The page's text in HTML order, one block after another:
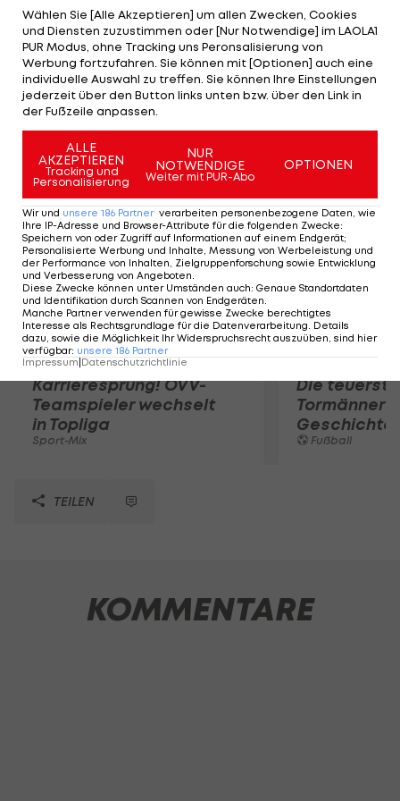
Davor stand er von 2005 bis 2007 bei der Zweiten
von Atletico Madrid unter Vertrag. Ramos, der
schon seit zwei Tagen mit den Steirern trainiert,
könnte am Freitag zum Liga-Auftakt bei Austria
Lustenau debütieren. Noch ist allerdings die
Spielgenehmigung ausständig.
Mehr zum Thema
Karrieresprung! ÖVV-
Teamspieler wechselt
in Topliga
Sport-Mix
Die
Tormänner
Geschichte
Fußball
TEILEN
KOMMENTARE
Wählen Sie [Alle Akzeptieren] um allen Zwecken, Cookies
und Diensten zuzustimmen oder [Nur Notwendige] im LAOLA1
PUR Modus, ohne Tracking uns Peronsalisierung von
Werbung fortzufahren. Sie können mit [Optionen] auch eine
individuelle Auswahl zu treffen. Sie können Ihre Einstellungen
jederzeit über den Button links unten bzw. über den Link in
der Fußzeile anpassen.
ALLE
AKZEPTIEREN
Tracking und
Personalisierung
NUR
NOTWENDIGE
Weiter mit PUR-Abo
OPTIONEN
Wir und unsere 186 Partner verarbeiten personenbezogene Daten, wie
Ihre IP-Adresse und Browser-Attribute für die folgenden Zwecke:
Speichern von oder Zugriff auf Informationen auf einem Endgerät;
Personalisierte Werbung und Inhalte, Messung von Werbeleistung und
der Performance von Inhalten, Zielgruppenforschung sowie Entwicklung
und Verbesserung von Angeboten.
Diese Zwecke können unter Umständen auch: Genaue Standortdaten
und Identifikation durch Scannen von Endgeräten.
Manche Partner verwenden für gewisse Zwecke berechtigtes
Interesse als Rechtsgrundlage für die Datenverarbeitung. Details
dazu, sowie die Möglichkeit Ihr Widerspruchsrecht auszuüben, sind hier
verfügbar: unsere 186 Partner
Impressum Datenschutzrichtlinie